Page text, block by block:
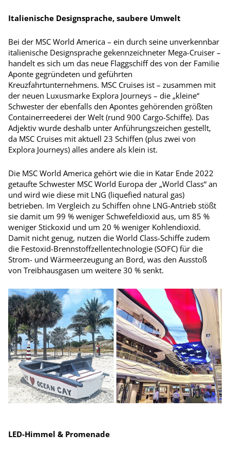
Italienische Designsprache, saubere Umwelt
Bei der MSC World America – ein durch seine unverkennbar
italienische Designsprache gekennzeichneter Mega-Cruiser –
handelt es sich um das neue Flaggschiff des von der Familie
Aponte gegründeten und geführten
Kreuzfahrtunternehmens. MSC Cruises ist – zusammen mit
der neuen Luxus­marke Explora Journeys – die „kleine“
Schwester der ebenfalls den Apontes gehörenden größten
Containerreederei der Welt (rund 900 Cargo-Schiffe). Das
Adjektiv wurde deshalb unter Anführungszeichen gestellt,
da MSC Cruises mit aktuell 23 Schiffen (plus zwei von
Explora Journeys) alles andere als klein ist.
Die MSC World America gehört wie die in Katar Ende 2022
getaufte Schwester MSC World Europa der „World Class“ an
und wird wie diese mit LNG (liquefied natural gas)
betrieben. Im Vergleich zu Schiffen ohne LNG-Antrieb stößt
sie damit um 99 % weniger Schwefeldioxid aus, um 85 %
weniger Stickoxid und um 20 % weniger Kohlendioxid.
Damit nicht genug, nutzen die World Class-Schiffe zudem
die Festoxid-Brennstoffzellentechnologie (SOFC) für die
Strom- und Wärmeerzeugung an Bord, was den Ausstoß
von Treibhausgasen um weitere 30 % senkt.
LED-Himmel & Promenade